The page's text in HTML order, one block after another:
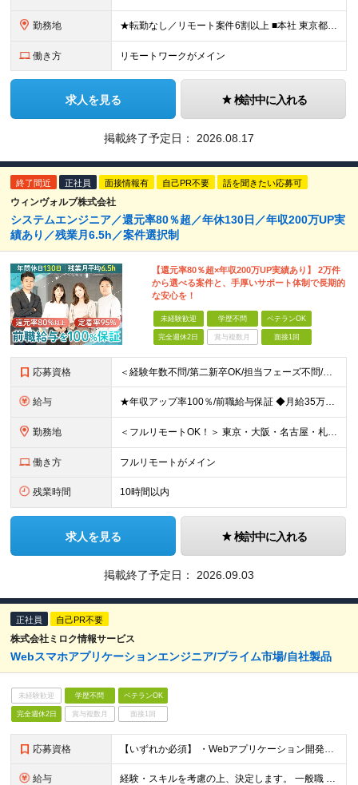
勤務地 ★転勤なし／リモート案件6割以上 ■本社 東京都中央区日本橋堀留町1-5-7 YOUビル 7A ■勤務地 関東を中心としたお客様先 ※受託案件も多数ございます ※地方の方への引越サポート10万円支
働き方 リモートワークがメイン
求人を見る 検討中に入れる
掲載終了予定日： 2026.08.17
終了間近 正社員 面接情報有 自己PR不要 話を聞きたい応募可
ウィンヴォルブ株式会社
システムエンジニア／還元率80％超／年休130日／年収200万UP実
績あり／残業月6.5h／案件選択制
【還元率80％超×年収200万UP実績あり】 2万件
から選べる案件と、手厚いサポート体制で長期的
な安心を！
未経験歓迎 学歴不問 ベテランOK
完全週休2日 賞与複数月 面接1回
応募資格 ＜経験年数不問/第二新卒OK/担当フェーズ不問/ブランクOK＞ ◆開発またはインフラに携わった経験がある方（業界・経験年数不問） ◆学歴不問 ＼＼まずは気軽にご応募ください！／／ ★研修明けで数ヶ
給与 ★年収アップ率100％/前職給与保証 ◆月給35万円～110万円＜入社時から年収200万円UP実現多数！還元率80％以上＞ ※上記は最低保証額。経験・年齢・能力などを考慮の上、優遇いたします。 ※上
勤務地 ＜フルリモートOK！＞ 東京・大阪・名古屋・札幌・福岡の本社・支社及び周辺のプロジェクト先（関東・関西・東海・北海道・福岡）での勤務となります。 ※勤務地はお選びいただけます ※希望されない転勤は発
働き方 フルリモートがメイン
残業時間 10時間以内
求人を見る 検討中に入れる
掲載終了予定日： 2026.09.03
正社員 自己PR不要
株式会社ミロク情報サービス
Webスマホアプリケーションエンジニア/プライム市場/自社製品
未経験歓迎 学歴不問 ベテランOK
完全週休2日 賞与複数月 面接1回
応募資格 【いずれか必須】 ・Webアプリケーション開発の実務経験（3年以上） ・クラウドサービス開発の実務経験（3年以上） ・プロジェクトマネージャーの実務経験（3年以上）
給与 経験・スキルを考慮の上、決定します。 一般職 想定年収430万円〜750万円 月給25万5千円〜45万円 ※別途残業代全額支給 管理職 想定年収720万円〜980万円 月給60万円〜81万5千円